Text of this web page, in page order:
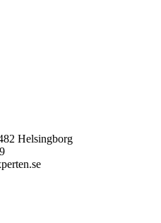
Helsingborg